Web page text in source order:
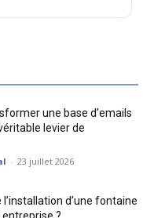
une base d’emails
levier de
- 23 juillet 2026
d’une fontaine
?